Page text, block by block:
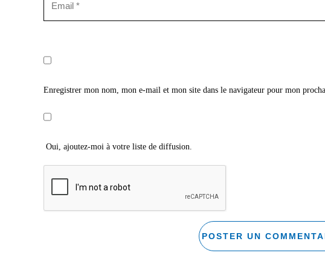
Enregistrer mon nom, mon e-mail et mon site dans le navigateur pour mon
Oui, ajoutez-moi à votre liste de diffusion.